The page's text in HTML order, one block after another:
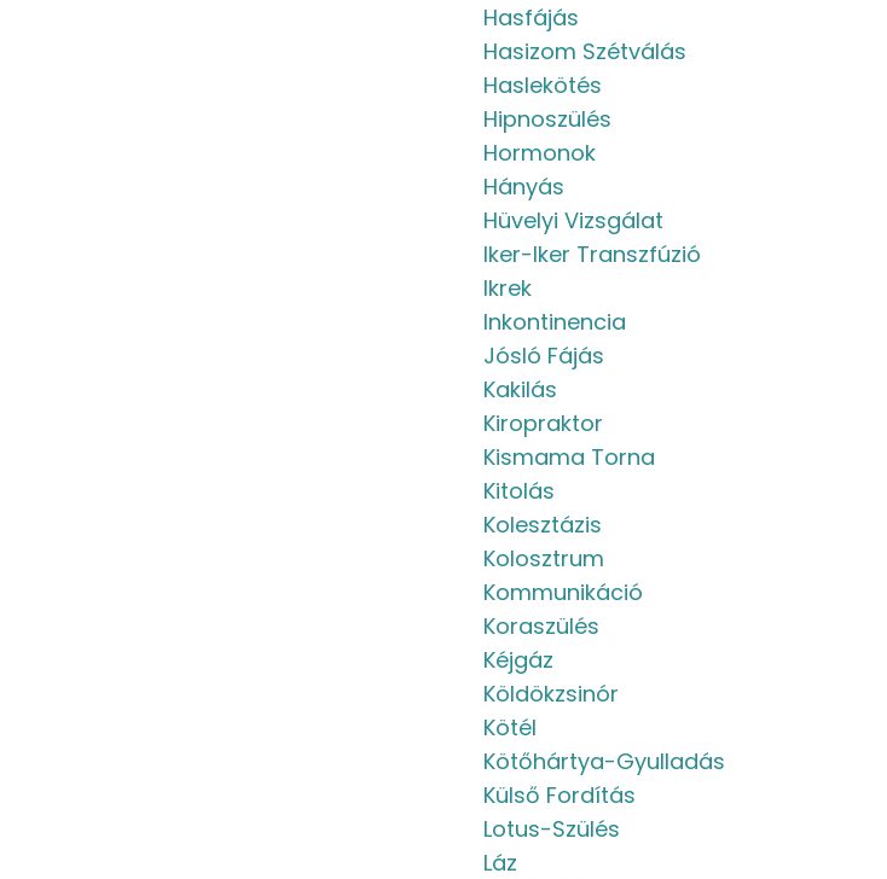
Hasfájás
Hasizom Szétválás
Haslekötés
Hipnoszülés
Hormonok
Hányás
Hüvelyi Vizsgálat
Iker-Iker Transzfúzió
Ikrek
Inkontinencia
Jósló Fájás
Kakilás
Kiropraktor
Kismama Torna
Kitolás
Kolesztázis
Kolosztrum
Kommunikáció
Koraszülés
Kéjgáz
Köldökzsinór
Kötél
Kötőhártya-Gyulladás
Külső Fordítás
Lotus-Szülés
Láz